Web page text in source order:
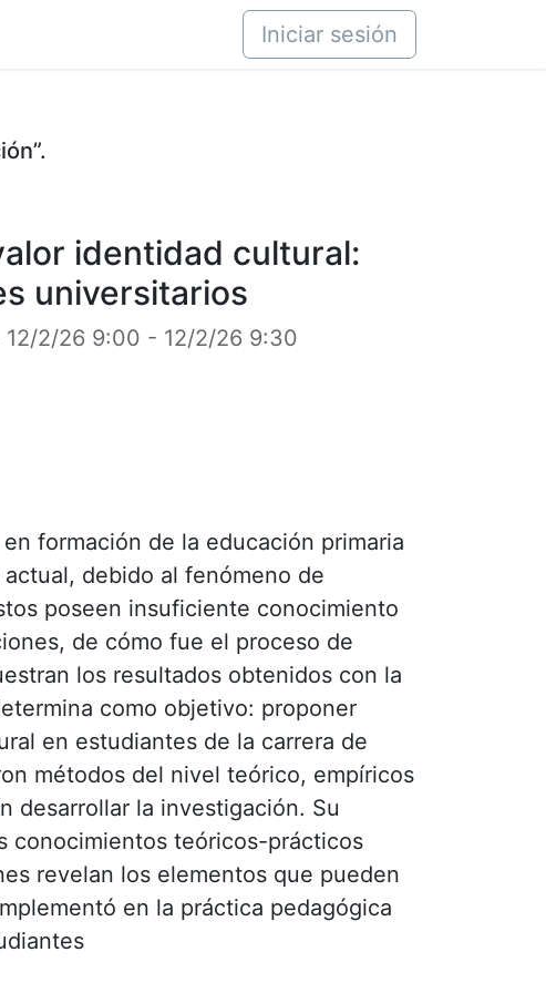
Iniciar sesión
identidad cultural:
universitarios
12/2/26 9:00 - 12/2/26 9:30
formación de la educación primaria
debido al fenómeno de
poseen insuficiente conocimiento
de cómo fue el proceso de
los resultados obtenidos con la
como objetivo: proponer
en estudiantes de la carrera de
métodos del nivel teórico, empíricos
desarrollar la investigación. Su
conocimientos teóricos-prácticos
revelan los elementos que pueden
en la práctica pedagógica